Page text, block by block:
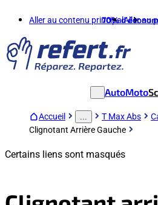
Aller au contenu principalAller au
70%
AutoMoto
Accueil T Max Abs
Clignotant Arrière Gauche
Certains liens sont masqués